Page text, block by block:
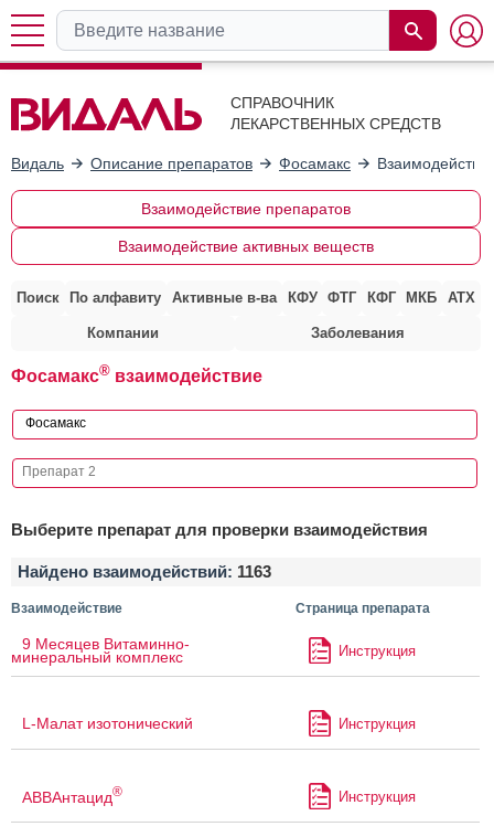
СПРАВОЧНИК
ЛЕКАРСТВЕННЫХ СРЕДСТВ
Видаль Описание препаратов Фосамакс
Взаимодействие препаратов
Взаимодействие активных веществ
Поиск По алфавиту Активные в-ва КФУ ФТГ КФГ МКБ АТХ
Компании Заболевания
Фосамакс® взаимодействие
Выберите препарат для проверки взаимодействия
Найдено взаимодействий: 1163
Взаимодействие Страница препарата
9 Месяцев Витаминно-
минеральный комплекс Инструкция
L-Малат изотонический Инструкция
АВВАнтацид® Инструкция